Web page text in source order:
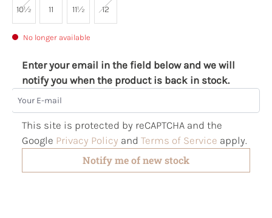
10½ 11 11½ 12
No longer available
Enter your email in the field below and we will
notify you when the product is back in stock.
Your E-mail
This site is protected by reCAPTCHA and the
Google Privacy Policy and Terms of Service apply.
Notify me of new stock